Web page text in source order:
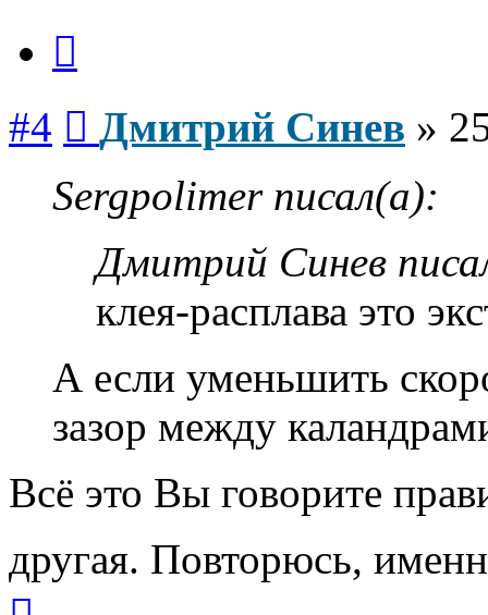
#4 Дмитрий Синев »
Sergpolimer писал(а):
Дмитрий Синев
клея-расплава это
А если уменьшить
зазор между
Всё это Вы говорите
другая. Повторюсь,